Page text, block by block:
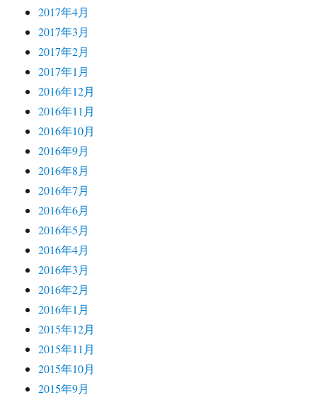
2017年4月
2017年3月
2017年2月
2017年1月
2016年12月
2016年11月
2016年10月
2016年9月
2016年8月
2016年7月
2016年6月
2016年5月
2016年4月
2016年3月
2016年2月
2016年1月
2015年12月
2015年11月
2015年10月
2015年9月